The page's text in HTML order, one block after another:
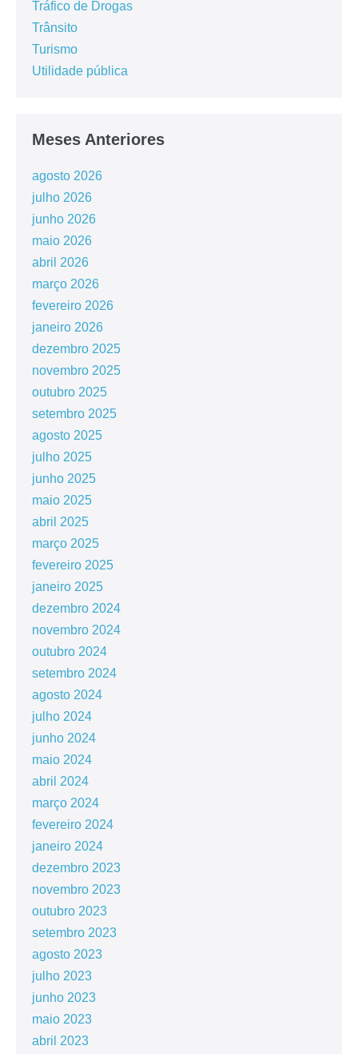
Tráfico de Drogas
Trânsito
Turismo
Utilidade pública
Meses Anteriores
agosto 2026
julho 2026
junho 2026
maio 2026
abril 2026
março 2026
fevereiro 2026
janeiro 2026
dezembro 2025
novembro 2025
outubro 2025
setembro 2025
agosto 2025
julho 2025
junho 2025
maio 2025
abril 2025
março 2025
fevereiro 2025
janeiro 2025
dezembro 2024
novembro 2024
outubro 2024
setembro 2024
agosto 2024
julho 2024
junho 2024
maio 2024
abril 2024
março 2024
fevereiro 2024
janeiro 2024
dezembro 2023
novembro 2023
outubro 2023
setembro 2023
agosto 2023
julho 2023
junho 2023
maio 2023
abril 2023